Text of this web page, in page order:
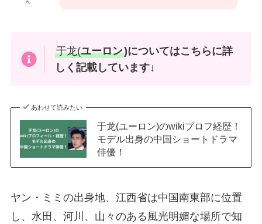
于龙(ユーロン)についてはこちらに詳
しく記載しています↓
あわせて読みたい
于龙(ユーロン)のwikiプロフ経歴！
モデル出身の中国ショートドラマ
俳優！
ヤン・ミミの出身地、江西省は中国南東部に位置
し、水田、河川、山々のある風光明媚な場所で知